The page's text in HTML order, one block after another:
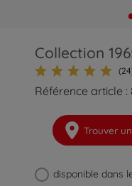
Collection
Référence article :
Trouver
disponible dans